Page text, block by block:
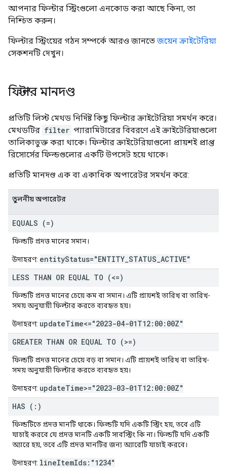
আপনার ফিল্টার স্ট্রিংগুলো এনকোড করা আছে কিনা, তা
নিশ্চিত করুন।
ফিল্টার স্ট্রিংয়ের গঠন সম্পর্কে আরও জানতেজয়েন ক্রাইটেরিয়া
সেকশনটি দেখুন।
ফিল্টার মানদণ্ড
প্রতিটি লিস্ট মেথড নির্দিষ্ট কিছু ফিল্টার ক্রাইটেরিয়া সমর্থন করে।
মেথডটির filter প্যারামিটারের বিবরণে এই ক্রাইটেরিয়াগুলো
তালিকাভুক্ত করা থাকে। ফিল্টার ক্রাইটেরিয়াগুলো প্রায়শই প্রাপ্ত
রিসোর্সের ফিল্ডগুলোর একটি উপসেট হয়ে থাকে।
প্রতিটি মানদণ্ড এক বা একাধিক অপারেটর সমর্থন করে:
তুলনীয় অপারেটর
EQUALS (=)
ফিল্ডটি প্রদত্ত মানের সমান।
উদাহরণ: entityStatus="ENTITY_STATUS_ACTIVE"
LESS THAN OR EQUAL TO (<=)
ফিল্ডটি প্রদত্ত মানের চেয়ে কম বা সমান। এটি প্রায়শই তারিখ বা তারিখ-
সময় অনুযায়ী ফিল্টার করতে ব্যবহৃত হয়।
উদাহরণ: updateTime<="2023-04-01T12:00:00Z"
GREATER THAN OR EQUAL TO (>=)
ফিল্ডটি প্রদত্ত মানের চেয়ে বড় বা সমান। এটি প্রায়শই তারিখ বা তারিখ-
সময় অনুযায়ী ফিল্টার করতে ব্যবহৃত হয়।
উদাহরণ: updateTime>="2023-03-01T12:00:00Z"
HAS (:)
ফিল্ডটিতে প্রদত্ত মানটি থাকে। ফিল্ডটি যদি একটি স্ট্রিং হয়, তবে এটি
যাচাই করবে যে প্রদত্ত মানটি একটি সাবস্ট্রিং কি না। ফিল্ডটি যদি একটি
অ্যারে হয়, তবে এটি প্রদত্ত মানটির জন্য অ্যারেটি যাচাই করবে।
উদাহরণ: lineItemIds:"1234"